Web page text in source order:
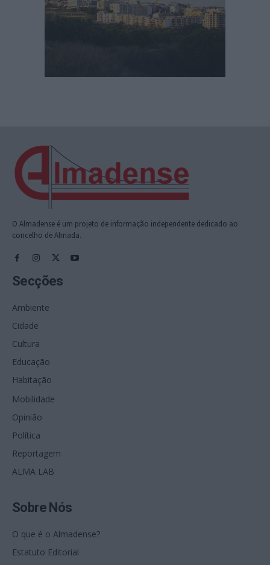
O Almadense é um projeto de informação independente dedicado ao
concelho de Almada.
Secções
Ambiente
Cidade
Cultura
Educação
Habitação
Mobilidade
Opinião
Política
Reportagem
ALMA LAB
Sobre Nós
O que é o Almadense?
Estatuto Editorial